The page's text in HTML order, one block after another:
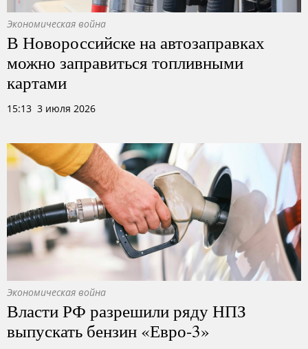
Экономическая война
В Новороссийске на автозаправках
можно заправиться топливными
картами
15:13 3 июля 2026
Экономическая война
Власти РФ разрешили ряду НПЗ
выпускать бензин «Евро-3»